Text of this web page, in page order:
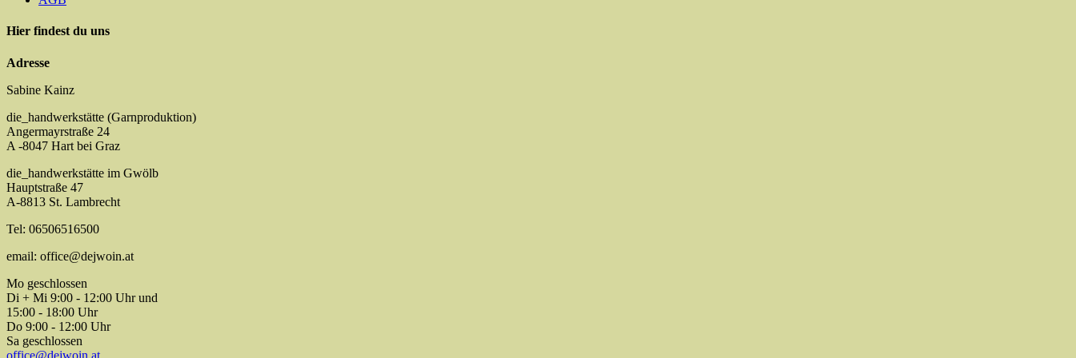
Hier findest du uns
Adresse
Sabine Kainz
die_handwerkstätte (Garnproduktion)
Angermayrstraße 24
A -8047 Hart bei Graz
die_handwerkstätte im Gwölb
Hauptstraße 47
A-8813 St. Lambrecht
Tel: 06506516500
email: office@dejwoin.at
Mo geschlossen
Di + Mi 9:00 - 12:00 Uhr und
15:00 - 18:00 Uhr
Do 9:00 - 12:00 Uhr
Sa geschlossen
office@dejwoin.at